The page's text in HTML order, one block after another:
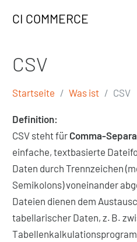
CI COMMERCE
CSV
Startseite Was ist CSV
Definition:
CSV steht für Comma-
einfache, textbasierte
Daten durch Trennzeichen
Semikolons) voneinander
Dateien dienen dem
tabellarischer Daten, z. B.